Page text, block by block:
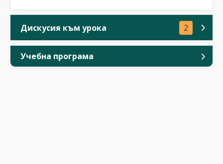
Дискусия към урока 2
Учебна програма